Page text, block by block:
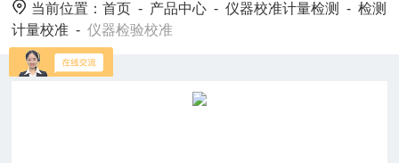
当前位置：首页 - 产品中心 -仪器校准计量检测 -检测
计量校准 -仪器检验校准